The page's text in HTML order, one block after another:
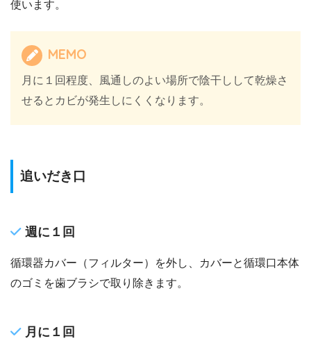
使います。
MEMO
月に１回程度、風通しのよい場所で陰干しして乾燥さ
せるとカビが発生しにくくなります。
追いだき口
週に１回
循環器カバー（フィルター）を外し、カバーと循環口本体
のゴミを歯ブラシで取り除きます。
月に１回